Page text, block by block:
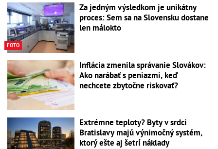
FOTO
Za jedným výsledkom je unikátny
proces: Sem sa na Slovensku dostane
len málokto
Inflácia zmenila správanie Slovákov:
Ako narábať s peniazmi, keď
nechcete zbytočne riskovať?
Extrémne teploty? Byty v srdci
Bratislavy majú výnimočný systém,
ktorý ešte aj šetrí náklady